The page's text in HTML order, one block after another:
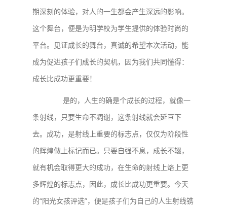
期深刻的体验，对人的一生都会产生深远的影响。
这个舞台，便是为明学校为学生提供的体验时尚的
平台。见证成长的舞台，真诚的希望本次活动，能
成为促进孩子们成长的契机，因为我们共同懂得：
成长比成功更重要！
是的，人生的确是个成长的过程，就像一
条射线，只要生命不凋谢，这条射线就会延亘下
去。成功，是射线上重要的标志点，仅仅为阶段性
的辉煌做上标记而已。只要自强不息，成长不辍，
就有机会取得更大的成功，在生命的射线上烙上更
多辉煌的标志点，因此，成长比成功更重要。今天
的“阳光女孩评选”，便是孩子们为自己的人生射线镌